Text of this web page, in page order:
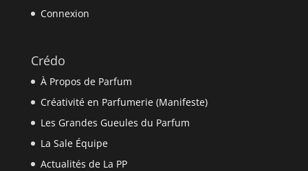
Connexion
Crédo
À Propos de Parfum
Créativité en Parfumerie (Manifeste)
Les Grandes Gueules du Parfum
La Sale Équipe
Actualités de La PP